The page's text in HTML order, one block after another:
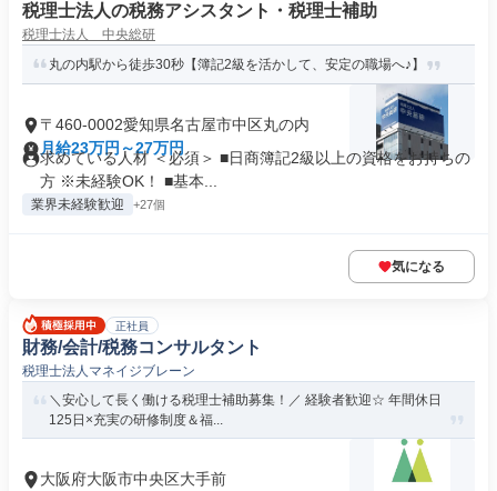
税理士法人の税務アシスタント・税理士補助
税理士法人 中央総研
丸の内駅から徒歩30秒【簿記2級を活かして、安定の職場へ♪】
〒460-0002愛知県名古屋市中区丸の内
月給23万円～27万円
求めている人材 ＜必須＞ ■日商簿記2級以上の資格をお持ちの
方 ※未経験OK！ ■基本...
業界未経験歓迎 +27個
気になる
正社員
財務/会計/税務コンサルタント
税理士法人マネイジブレーン
＼安心して長く働ける税理士補助募集！／ 経験者歓迎☆ 年間休日
125日×充実の研修制度＆福...
大阪府大阪市中央区大手前